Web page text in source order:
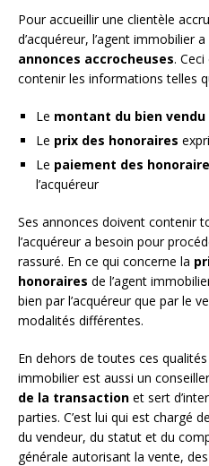
Pour accueillir une clientèle
d’acquéreur, l’agent immobilier
annonces accrocheuses.
contenir les informations telles
Le montant du bien vendu
Le prix des honoraires
Le paiement des
l’acquéreur
Ses annonces doivent contenir
l’acquéreur a besoin pour
rassuré. En ce qui concerne la
honoraires de l’agent
bien par l’acquéreur que par le
modalités différentes.
En dehors de toutes ces qualités
immobilier est aussi un
de la transaction et sert
parties. C’est lui qui est chargé
du vendeur, du statut et du
générale autorisant la vente,